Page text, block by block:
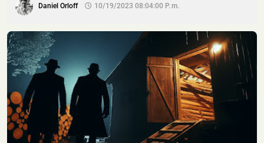
Daniel Orloff 10/19/2023 08:04:00 P. M.